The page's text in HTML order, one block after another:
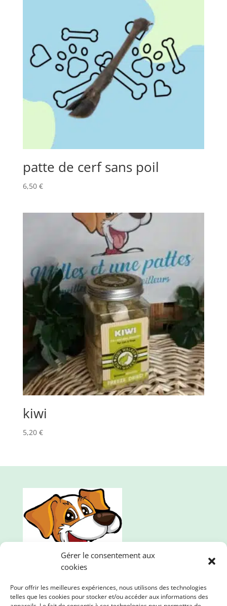
Gérer le consentement aux
cookies
Pour offrir les meilleures expériences, nous utilisons des technologies
telles que les cookies pour stocker et/ou accéder aux informations des
patte de cerf sans poil
6,50 €
kiwi
5,20 €